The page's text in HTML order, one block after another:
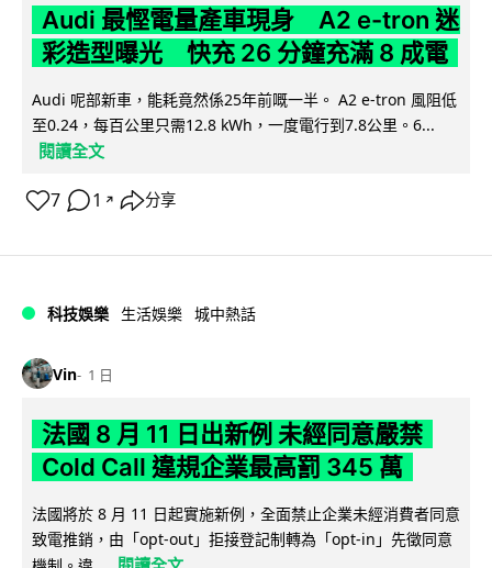
Audi 最慳電量產車現身 A2 e-tron 迷
彩造型曝光 快充 26 分鐘充滿 8 成電
Audi 呢部新車，能耗竟然係25年前嘅一半。 A2 e-tron 風阻低
至0.24，每百公里只需12.8 kWh，一度電行到7.8公里。6...
閱讀全文
7 1 ↗ 分享
科技娛樂 生活娛樂 城中熱話
Vin 1 日
法國 8 月 11 日出新例 未經同意嚴禁
Cold Call 違規企業最高罰 345 萬
法國將於 8 月 11 日起實施新例，全面禁止企業未經消費者同意
致電推銷，由「opt-out」拒接登記制轉為「opt-in」先徵同意